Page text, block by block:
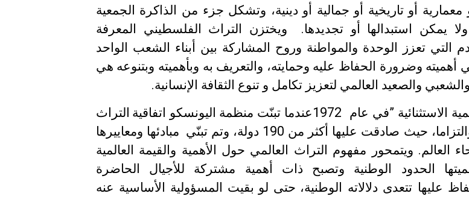
معمارية أو تاريخية أو جمالية أو دينية، وتشكل جزء من الذاكرة الجمعية
ولا يمكن استبدالها أو تجديدها. ويختزن التراث الفلسطيني المعرفة
التي تعزز الوحدة والمواطنة وروح المشاركة بين أبناء الشعب الواحد
أهميته وضرورة الحفاظ عليه وحمايته، والتعريف به وبأهميته وبتنوعه هي
والصعيد العالمي لتعزيز تكامل و تنوع الثقافة الإنسانية.
الاستثنائية ”في عام 1972عندما تبنّت منظمة اليونسكو اتفاقية التراث
صادقت عليها أكثر من 190 دولة، وتم تبنّي
مبادئها ومعاييرها
العالم. ويتمحور مفهوم التراث العالمي حول الأهمية والقيمة العالمية
الحدود الوطنية وتصبح ذات أهمية مشتركة للأجيال الحاضرة
عليها تتعدى دلالاته الوطنية، حتى لو بقيت المسؤولية الأساسية عنه